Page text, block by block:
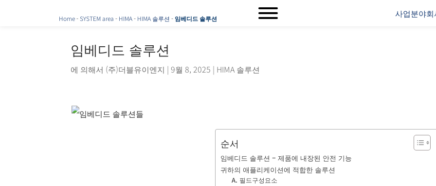
사업분야
Home-SYSTEM area - HIMA- HIMA 솔루션 - 임베디드 솔루션
임베디드 솔루션
에 의해서 (주)더블유이엔지 | 9월 8, 2025 | HIMA 솔루션
순서
임베디드 솔루션 – 제품에 내장된 안전 기능
귀하의 애플리케이션에 적합한 솔루션
A. 필드구성요소